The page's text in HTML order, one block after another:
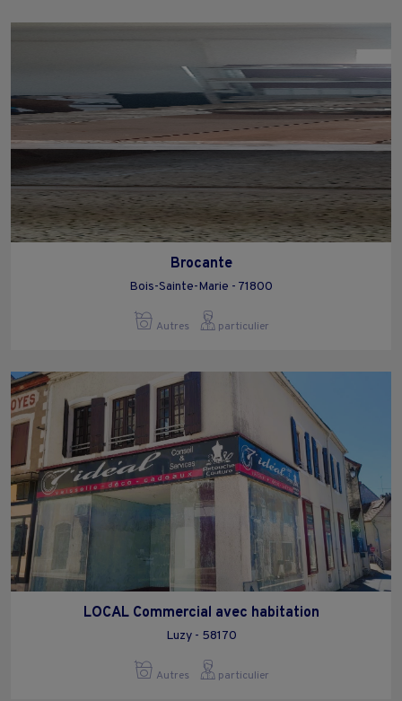
Brocante
Bois-Sainte-Marie - 71800
Autres particulier
LOCAL Commercial avec habitation
Luzy - 58170
Autres particulier